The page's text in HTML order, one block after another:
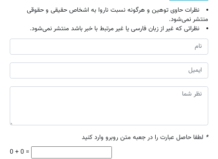
نظرات حاوی توهین و هرگونه نسبت ناروا به اشخاص حقیقی و حقوقی
منتشر نمی‌شود.
نظراتی که غیر از زبان فارسی یا غیر مرتبط با خبر باشد منتشر نمی‌شود.
* لطفا حاصل عبارت را در جعبه متن روبرو وارد کنید
0 + 0 =